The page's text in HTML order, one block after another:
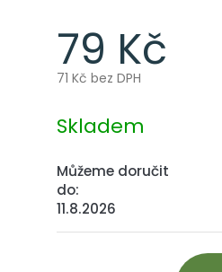
79 Kč
71 Kč bez DPH
cena:
Skladem
Můžeme doručit
do:
11.8.2026